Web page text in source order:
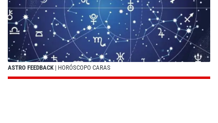
ASTRO FEEDBACK | HORÓSCOPO CARAS